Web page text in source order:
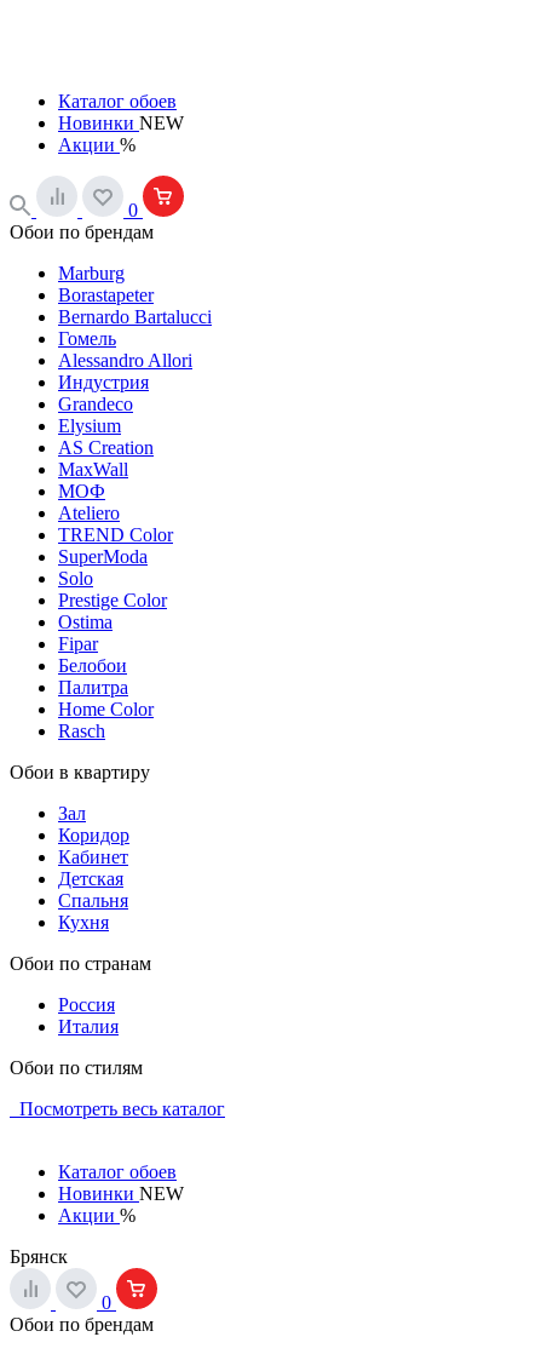
Каталог обоев
Новинки NEW
Акции %
0
Обои по брендам
Marburg
Borastapeter
Bernardo Bartalucci
Гомель
Alessandro Allori
Индустрия
Grandeco
Elysium
AS Creation
MaxWall
МОФ
Ateliero
TREND Color
SuperModa
Solo
Prestige Color
Ostima
Fipar
Белобои
Палитра
Home Color
Rasch
Обои в квартиру
Зал
Коридор
Кабинет
Детская
Спальня
Кухня
Обои по странам
Россия
Италия
Обои по стилям
Посмотреть весь каталог
Каталог обоев
Новинки NEW
Акции %
Брянск
0
Обои по брендам